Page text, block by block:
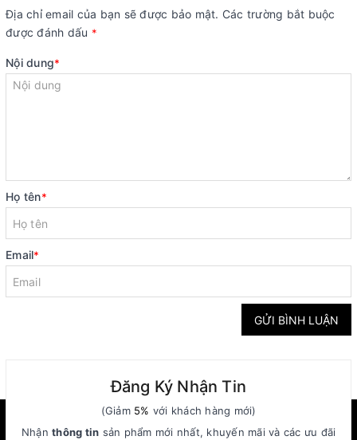
Địa chỉ email của bạn sẽ được bảo mật. Các trường bắt buộc
được đánh dấu *
Nội dung*
Họ tên*
Email*
GỬI BÌNH LUẬN
Đăng Ký Nhận Tin
(Giảm 5% với khách hàng mới)
Nhận thông tin sản phẩm mới nhất, khuyến mãi và các ưu đãi